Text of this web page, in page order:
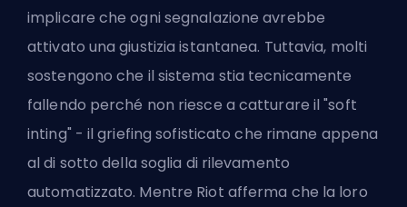
implicare che ogni segnalazione avrebbe
attivato una giustizia istantanea. Tuttavia, molti
sostengono che il sistema stia tecnicamente
fallendo perché non riesce a catturare il "soft
inting" - il griefing sofisticato che rimane appena
al di sotto della soglia di rilevamento
automatizzato. Mentre Riot afferma che la loro